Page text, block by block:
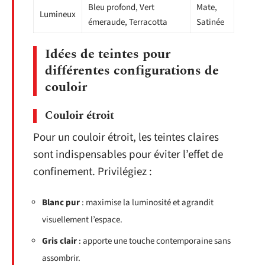
Lumineux
Bleu profond, Vert
émeraude, Terracotta
Mate,
Satinée
Idées de teintes pour
différentes configurations de
couloir
Couloir étroit
Pour un couloir étroit, les teintes claires
sont indispensables pour éviter l’effet de
confinement. Privilégiez :
Blanc pur: maximise la luminosité et agrandit
visuellement l’espace.
Gris clair: apporte une touche contemporaine sans
assombrir.